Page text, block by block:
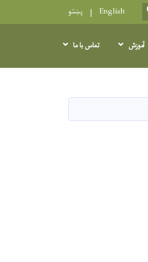
SEARCH
English پښتو
آموزش تماس با ما